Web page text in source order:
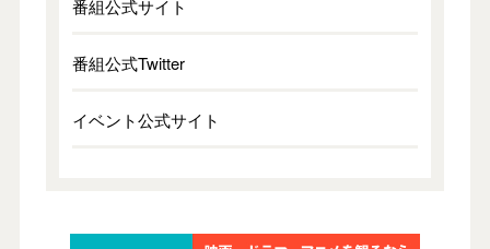
番組公式サイト
番組公式Twitter
イベント公式サイト